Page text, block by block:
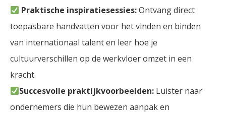
Praktische inspiratiesessies:Ontvang direct
toepasbare handvatten voor het vinden en binden
van internationaal talent en leer hoe je
cultuurverschillen op de werkvloer omzet in een
kracht.
Succesvolle praktijkvoorbeelden: Luister naar
ondernemers die hun bewezen aanpak en